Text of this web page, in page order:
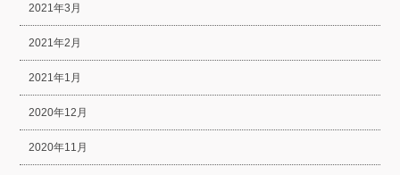
2021年3月
2021年2月
2021年1月
2020年12月
2020年11月